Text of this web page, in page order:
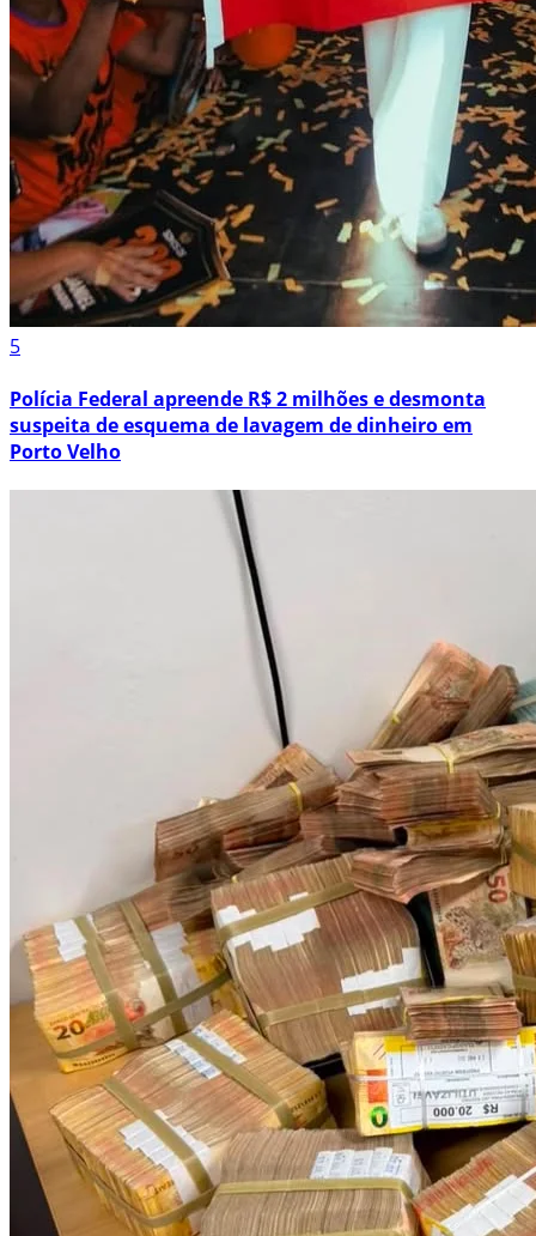
5
Polícia Federal apreende R$ 2 milhões e desmonta
suspeita de esquema de lavagem de dinheiro em
Porto Velho